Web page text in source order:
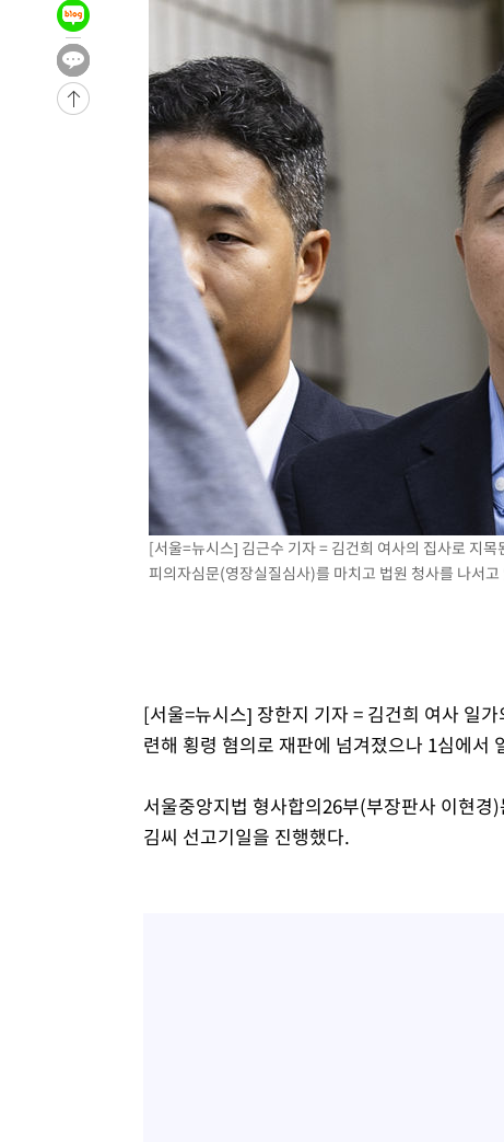
-20115초 전 >
[속보]종합특검, '관저이전 봐주기 감사' 유병호 구속기소
-16715초 전 >
민주 콩고 에볼라환자 4천명 돌파, 4053명 발생 1850명 사망
-15965초 전 >
[속보]'300억원대 사기 혐의' 차가원 대표 구속 송치
-15159초 전 >
"미 전국적 살모네라 식중독 원인은 멕시코산 할라피뇨"--
[속보]경찰·노동부, HL만도 평택사업장 끼임 사망 관련 압
[속보]합수본, '투표율 허위 입력' 중앙·서울·경기도 선관
[속보]원·달러 환율, 오전 9시 1423.8원
[속보]삼성전자·SK하이닉스 동반 강보합…1%대 상승 출
[속보]코스닥, 5.95포인트(0.74%) 상승한 807.62개장
[속보]코스피, 6300선 재탈환…1.09% 오른 6365.07 개장
시리아 다마스쿠스 교외에서 미니버스 폭발.. 14명 부상, 3
입추에도 극한더위…서울 낮 39도 '폭염중대경보'
이란, 호르무즈서 "적국 목표물들"과 대치로 남부 케슘섬에
[속보]美, 폴리실리콘 수입 규제…파생제품 15% 관세, 120일
[속보]트럼프, 美 원정출산 금지 행정명령 서명
[속보] 뉴욕증시, 일제 하락 마감…나스닥 0.06%↓
[서울=뉴시스] 김근수 기자 = 김건희 여사의 집사로 지
피의자심문(영장실질심사)를 마치고 법원 청사를 나서
[서울=뉴시스] 장한지 기자 = 김건희 여사 일
련해 횡령 혐의로 재판에 넘겨졌으나 1심에서
서울중앙지법 형사합의26부(부장판사 이현
김씨 선고기일을 진행했다.